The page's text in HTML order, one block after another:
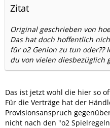
Zitat
Original geschrieben von
Das hat doch hoffentlich
für o2 Genion zu tun
du von vielen diesbezüglich
Das ist jetzt wohl die hier so
Für die Verträge hat der
Provisionsanspruch
nicht nach den "o2